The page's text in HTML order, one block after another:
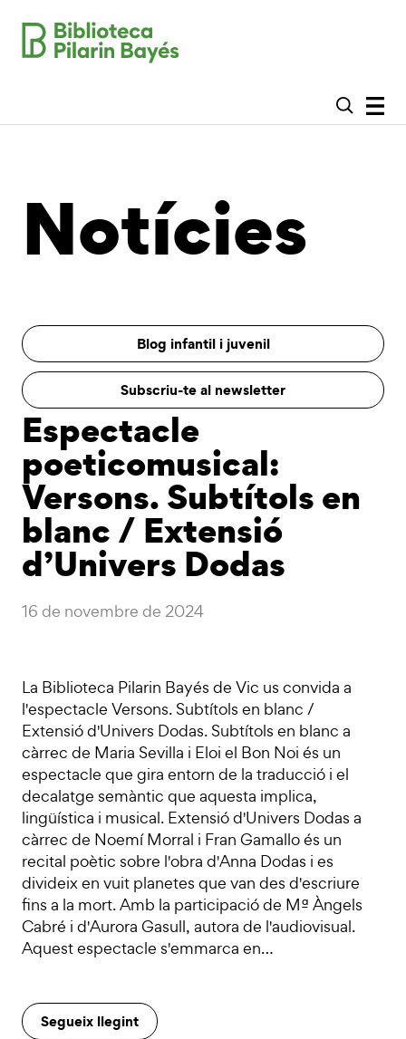
Notícies
Blog infantil i juvenil
Subscriu-te al newsletter
Espectacle
poeticomusical:
Versons. Subtítols en
blanc / Extensió
d’Univers Dodas
16 de novembre de 2024
La Biblioteca Pilarin Bayés de Vic us convida a
l'espectacle Versons. Subtítols en blanc /
Extensió d'Univers Dodas. Subtítols en blanc a
càrrec de Maria Sevilla i Eloi el Bon Noi és un
espectacle que gira entorn de la traducció i el
decalatge semàntic que aquesta implica,
lingüística i musical. Extensió d'Univers Dodas a
càrrec de Noemí Morral i Fran Gamallo és un
recital poètic sobre l'obra d'Anna Dodas i es
divideix en vuit planetes que van des d'escriure
fins a la mort. Amb la participació de Mª Àngels
Cabré i d'Aurora Gasull, autora de l'audiovisual.
Aquest espectacle s'emmarca en…
Segueix llegint